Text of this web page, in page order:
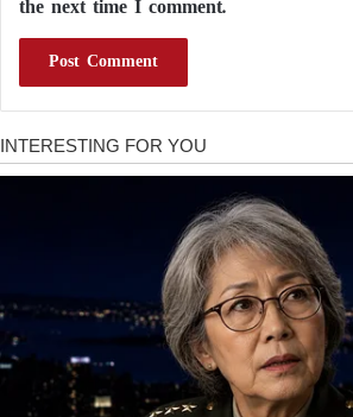
the next time I comment.